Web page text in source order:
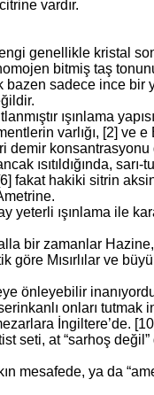
vardır.
genellikle kristal
bitmiş taş
sadece ince bir
ışınlama
varlığı, [2]
demir
ısıtıldığında,
fakat hakiki sitrin
yeterli ışınlama ile
bir zamanlar
göre Mısırlılar ve
önleyebilir
onları tutmak
İngiltere’de.
seti, at “sarhoş
mesafede, ya da